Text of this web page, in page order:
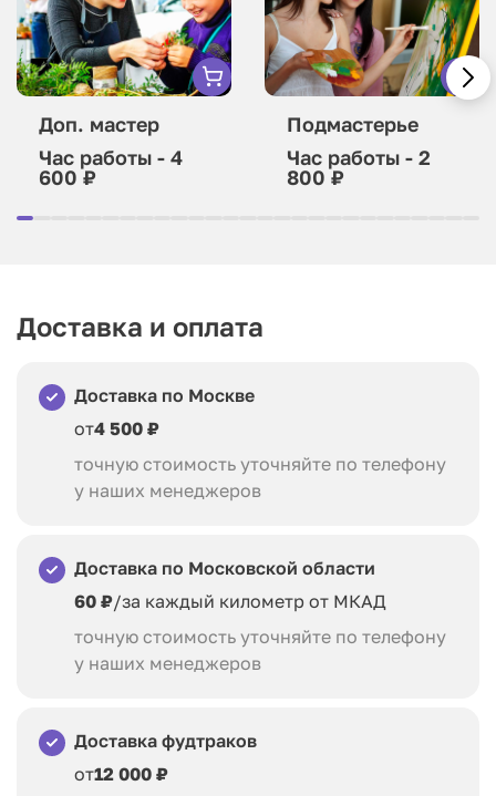
Доп. мастер
Час работы - 4
600 ₽
Подмастерье
Час работы - 2
800 ₽
Доставка и оплата
Доставка по Москве
от4 500 ₽
точную стоимость уточняйте по телефону
у наших менеджеров
Доставка по Московской области
60 ₽/за каждый километр от МКАД
точную стоимость уточняйте по телефону
у наших менеджеров
Доставка фудтраков
от12 000 ₽